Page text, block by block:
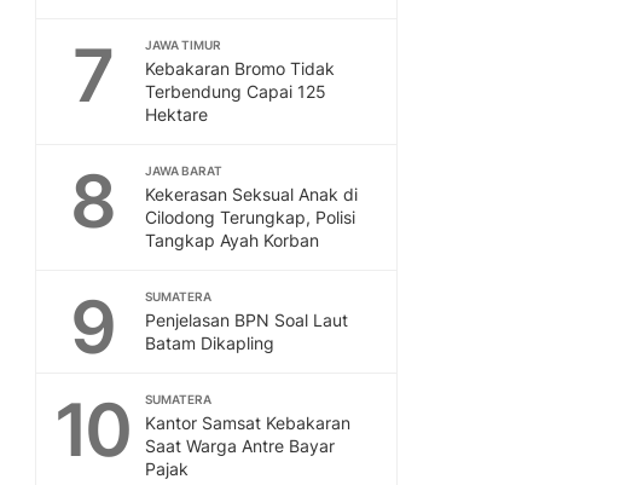
7 JAWA TIMUR
Kebakaran Bromo Tidak
Terbendung Capai 125
Hektare
8 JAWA BARAT
Kekerasan Seksual Anak di
Cilodong Terungkap, Polisi
Tangkap Ayah Korban
9 SUMATERA
Penjelasan BPN Soal Laut
Batam Dikapling
10 SUMATERA
Kantor Samsat Kebakaran
Saat Warga Antre Bayar
Pajak